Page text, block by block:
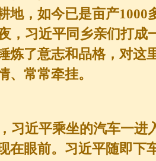
地，如今已是亩产1000
，习近平同乡亲们打成
炼了意志和品格，对这
、常常牵挂。
习近平乘坐的汽车一进
在眼前。习近平随即下